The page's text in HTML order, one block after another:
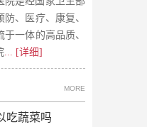
、医疗、康复、
一体的高品质、
... [详细]
MORE
吃蔬菜吗